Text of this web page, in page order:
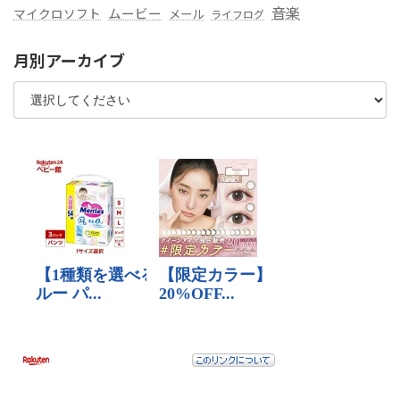
マイクロソフト ムービー メール ライフログ 音楽
月別アーカイブ